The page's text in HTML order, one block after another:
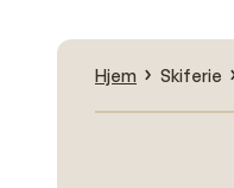
Hjem Skiferie